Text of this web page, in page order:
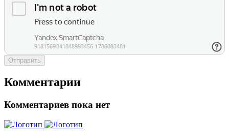
Отправить
Комментарии
Комментариев пока нет